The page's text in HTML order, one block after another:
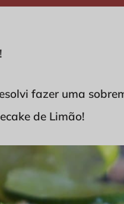
fazer uma
de Limão!